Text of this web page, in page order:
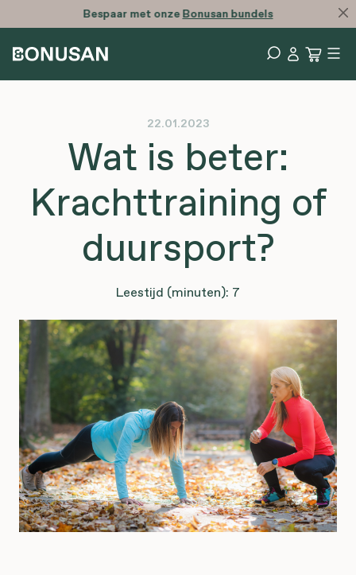
Bespaar met onzeBonusan bundels
22.01.2023
Wat is beter:
Krachttraining of
duursport?
Leestijd (minuten): 7